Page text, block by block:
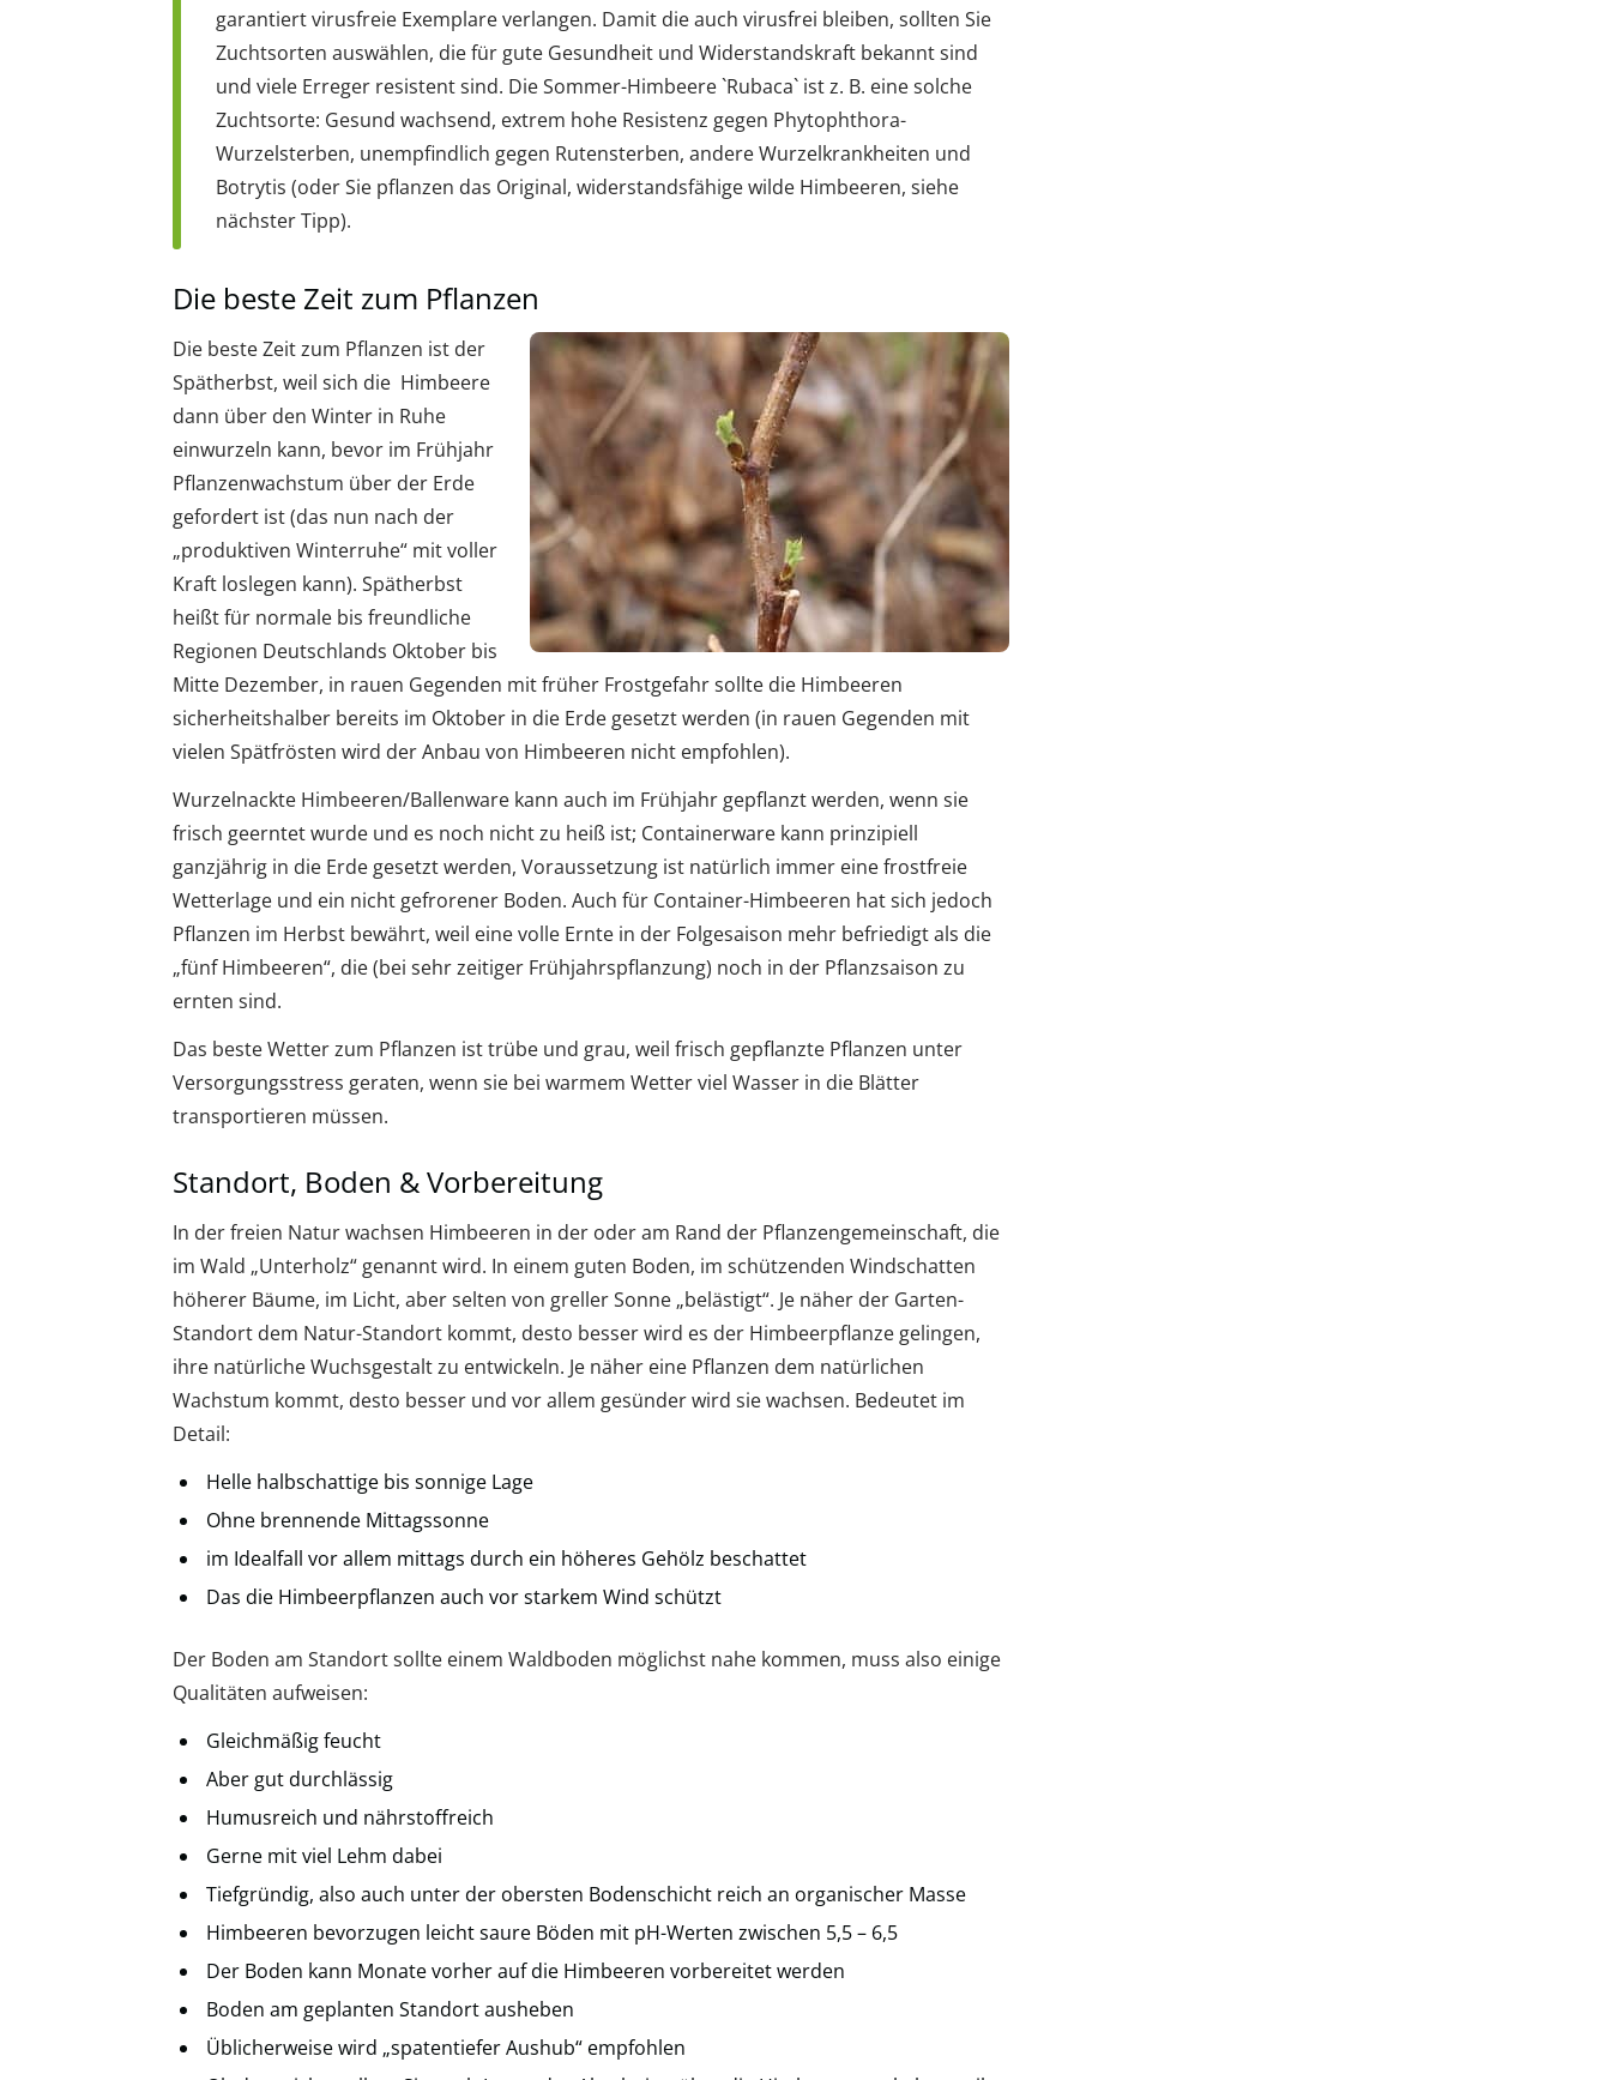
garantiert virusfreie Exemplare verlangen. Damit die auch virusfrei bleiben, sollten Sie
Zuchtsorten auswählen, die für gute Gesundheit und Widerstandskraft bekannt sind
und viele Erreger resistent sind. Die Sommer-Himbeere `Rubaca` ist z. B. eine solche
Zuchtsorte: Gesund wachsend, extrem hohe Resistenz gegen Phytophthora-
Wurzelsterben, unempfindlich gegen Rutensterben, andere Wurzelkrankheiten und
Botrytis (oder Sie pflanzen das Original, widerstandsfähige wilde Himbeeren, siehe
nächster Tipp).
Die beste Zeit zum Pflanzen
Die beste Zeit zum Pflanzen ist der
Spätherbst, weil sich die Himbeere
dann über den Winter in Ruhe
einwurzeln kann, bevor im Frühjahr
Pflanzenwachstum über der Erde
gefordert ist (das nun nach der
„produktiven Winterruhe“ mit voller
Kraft loslegen kann). Spätherbst
heißt für normale bis freundliche
Regionen Deutschlands Oktober bis
Mitte Dezember, in rauen Gegenden mit früher Frostgefahr sollte die Himbeeren
sicherheitshalber bereits im Oktober in die Erde gesetzt werden (in rauen Gegenden mit
vielen Spätfrösten wird der Anbau von Himbeeren nicht empfohlen).
Wurzelnackte Himbeeren/Ballenware kann auch im Frühjahr gepflanzt werden, wenn sie
frisch geerntet wurde und es noch nicht zu heiß ist; Containerware kann prinzipiell
ganzjährig in die Erde gesetzt werden, Voraussetzung ist natürlich immer eine frostfreie
Wetterlage und ein nicht gefrorener Boden. Auch für Container-Himbeeren hat sich jedoch
Pflanzen im Herbst bewährt, weil eine volle Ernte in der Folgesaison mehr befriedigt als die
„fünf Himbeeren“, die (bei sehr zeitiger Frühjahrspflanzung) noch in der Pflanzsaison zu
ernten sind.
Das beste Wetter zum Pflanzen ist trübe und grau, weil frisch gepflanzte Pflanzen unter
Versorgungsstress geraten, wenn sie bei warmem Wetter viel Wasser in die Blätter
transportieren müssen.
Standort, Boden & Vorbereitung
In der freien Natur wachsen Himbeeren in der oder am Rand der Pflanzengemeinschaft, die
im Wald „Unterholz“ genannt wird. In einem guten Boden, im schützenden Windschatten
höherer Bäume, im Licht, aber selten von greller Sonne „belästigt“. Je näher der Garten-
Standort dem Natur-Standort kommt, desto besser wird es der Himbeerpflanze gelingen,
ihre natürliche Wuchsgestalt zu entwickeln. Je näher eine Pflanzen dem natürlichen
Wachstum kommt, desto besser und vor allem gesünder wird sie wachsen. Bedeutet im
Detail:
Helle halbschattige bis sonnige Lage
Ohne brennende Mittagssonne
im Idealfall vor allem mittags durch ein höheres Gehölz beschattet
Das die Himbeerpflanzen auch vor starkem Wind schützt
Der Boden am Standort sollte einem Waldboden möglichst nahe kommen, muss also einige
Qualitäten aufweisen:
Gleichmäßig feucht
Aber gut durchlässig
Humusreich und nährstoffreich
Gerne mit viel Lehm dabei
Tiefgründig, also auch unter der obersten Bodenschicht reich an organischer Masse
Himbeeren bevorzugen leicht saure Böden mit pH-Werten zwischen 5,5 – 6,5
Der Boden kann Monate vorher auf die Himbeeren vorbereitet werden
Boden am geplanten Standort ausheben
Üblicherweise wird „spatentiefer Aushub“ empfohlen